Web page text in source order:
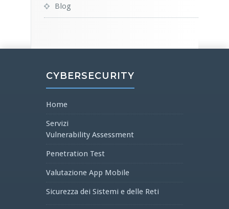
Blog
CYBERSECURITY
Home
Servizi
Vulnerability Assessment
Penetration Test
Valutazione App Mobile
Sicurezza dei Sistemi e delle Reti